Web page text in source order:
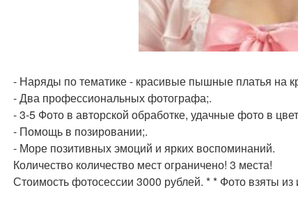
- Наряды по тематике - красивые пышные платья на
- Два профессиональных фотографа;.
- 3-5 Фото в авторской обработке, удачные фото в
- Помощь в позировании;.
- Море позитивных эмоций и ярких воспоминаний.
Количество количество мест ограничено! 3 места!
Стоимость фотосессии 3000 рублей. * * Фото взяты из